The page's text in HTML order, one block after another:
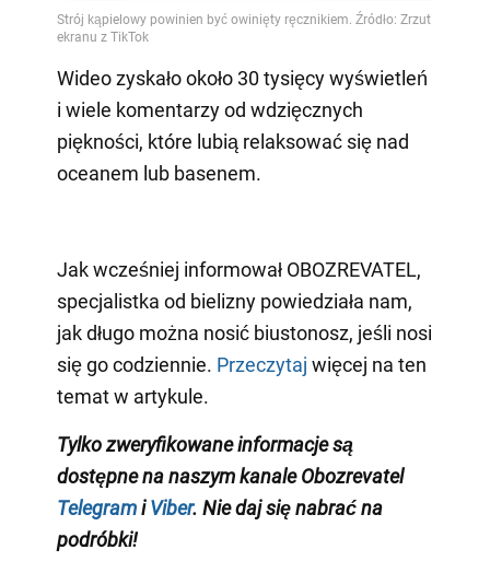
Wideo zyskało około 30 tysięcy wyświetleń
i wiele komentarzy od wdzięcznych
piękności, które lubią relaksować się nad
oceanem lub basenem.
Jak wcześniej informował OBOZREVATEL,
specjalistka od bielizny powiedziała nam,
jak długo można nosić biustonosz, jeśli nosi
się go codziennie. Przeczytaj więcej na ten
temat w artykule.
Tylko zweryfikowane informacje są
dostępne na naszym kanale Obozrevatel
TelegramiViber. Nie daj się nabrać na
podróbki!